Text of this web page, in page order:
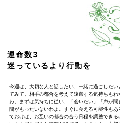
運命数3
迷っているより行動を
今週は、大切な人と話したい、一緒に過ごした
てみて。相手の都合を考えて遠慮する気持ちも
わ。まずは気持ちに従い、「会いたい」「声が
間がもったいないわよ。すぐに会える可能性も
ておけば、お互いの都合の合う日程を調整でき